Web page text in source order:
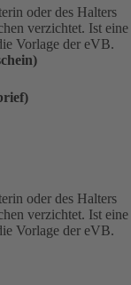
oder des Halters
verzichtet. Ist eine
Vorlage der eVB.
oder des Halters
verzichtet. Ist eine
Vorlage der eVB.